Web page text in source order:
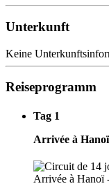
Unterkunft
Keine
Reiseprogramm
Tag 1
Arrivée à